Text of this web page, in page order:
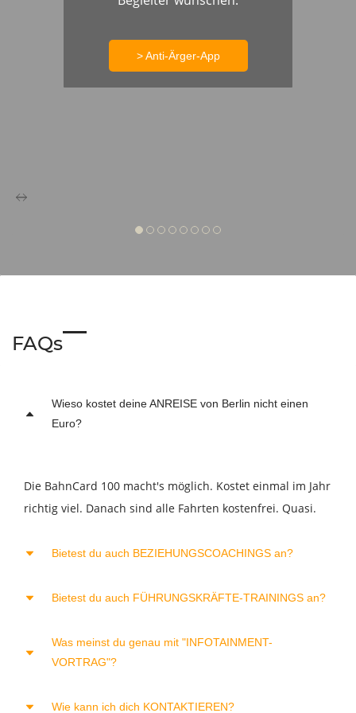
> Anti-Ärger-App
FAQs
Wieso kostet deine ANREISE von Berlin nicht einen
Euro?
Die BahnCard 100 macht's möglich. Kostet einmal im Jahr
richtig viel. Danach sind alle Fahrten kostenfrei. Quasi.
Bietest du auch BEZIEHUNGSCOACHINGS an?
Ja. Sehr gerne. Sind mir die wichtigsten ;-)
Bietest du auch FÜHRUNGSKRÄFTE-TRAININGS an?
Ja. Wie das in etwa abläuft, erläutert dir das Factsheet
Führungskräftetraining
Was meinst du genau mit "INFOTAINMENT-
VORTRAG"?
Wie kann ich dich KONTAKTIEREN?